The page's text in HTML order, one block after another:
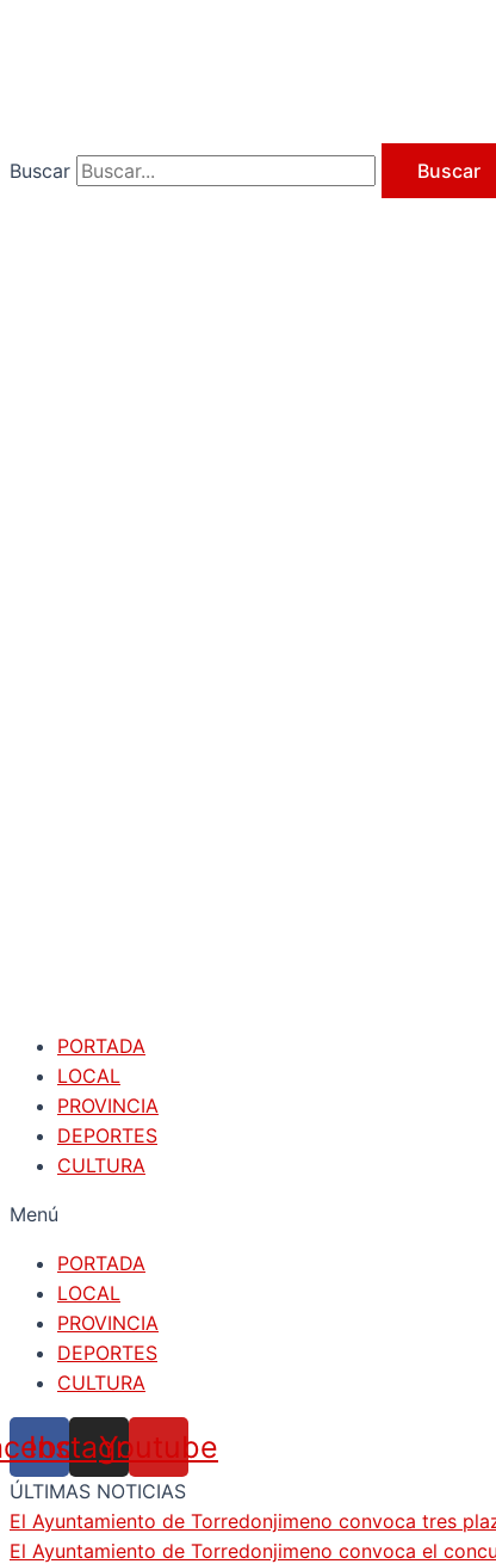
Buscar Buscar
PORTADA
LOCAL
PROVINCIA
DEPORTES
CULTURA
Menú
PORTADA
LOCAL
PROVINCIA
DEPORTES
CULTURA
Instagram
Youtube
ÚLTIMAS NOTICIAS
El Ayuntamiento de Torredonjimeno convoca tres
El Ayuntamiento de Torredonjimeno convoca el